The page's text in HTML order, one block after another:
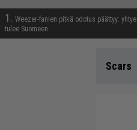
1. Weezer-fanien pitkä odotus päättyy: yhtye
tulee Suomeen
Scars